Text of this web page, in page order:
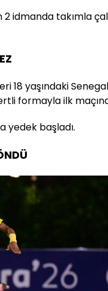
idmanda takımla
18 yaşındaki
formayla ilk maçına
yedek başladı.